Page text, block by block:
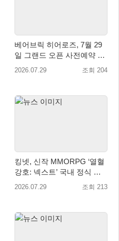
베어브릭 히어로즈, 7월 29
일 그랜드 오픈 사전예약 시
작… 8월 말 오픈 예정
2026.07.29 조회 204
킹넷, 신작 MMORPG ‘열혈
강호: 넥스트’ 국내 정식 출
시
2026.07.29 조회 213